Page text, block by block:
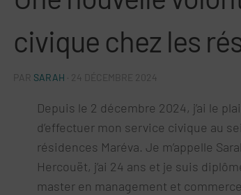
civique chez les
PAR SARAH · 24 DÉCEMBRE 2024
Depuis le 2 décembre 2024, j’ai le
d’effectuer mon service civique au
résidences Maréva. Je m’appelle
Hercouët, j’ai 24 ans et je suis
master en management et commerce